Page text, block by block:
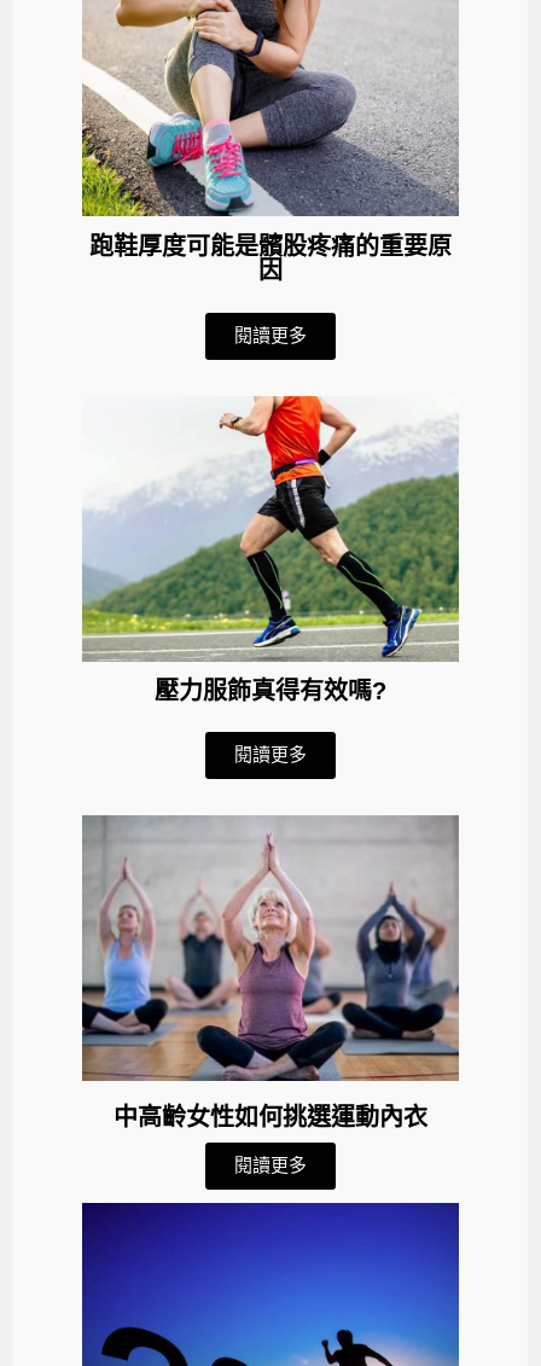
跑鞋厚度可能是髕股疼痛的重要原
因
閱讀更多
壓力服飾真得有效嗎?
閱讀更多
中高齡女性如何挑選運動內衣
閱讀更多